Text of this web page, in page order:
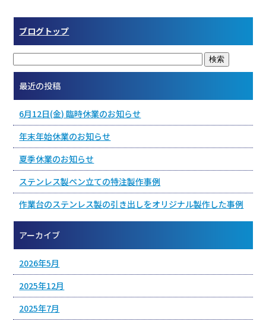
ブログトップ
最近の投稿
6月12日(金) 臨時休業のお知らせ
年末年始休業のお知らせ
夏季休業のお知らせ
ステンレス製ペン立ての特注製作事例
作業台のステンレス製の引き出しをオリジナル製作した事例
アーカイブ
2026年5月
2025年12月
2025年7月